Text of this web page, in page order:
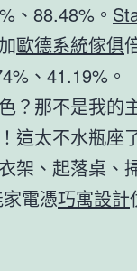
、88.48%。
歐德系統傢俱
、41.19%。
？那不是我的
這太不水瓶座
架、起落桌、
電憑巧寓設計